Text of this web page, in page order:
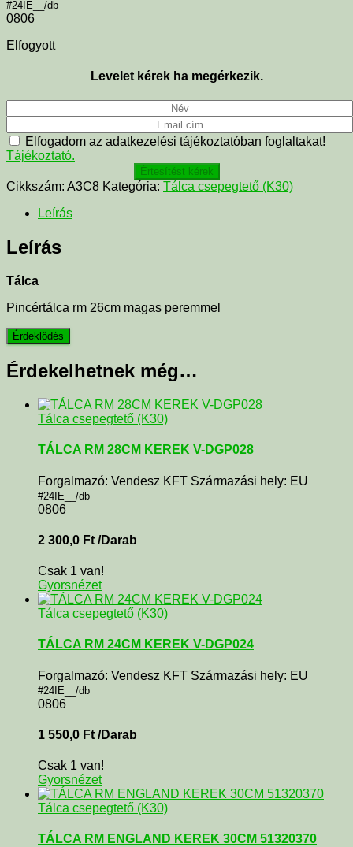
#24IE__/db
0806
Elfogyott
Levelet kérek ha megérkezik.
Elfogadom az adatkezelési tájékoztatóban foglaltakat!
Tájékoztató.
Értesítést kérek
Cikkszám: A3C8 Kategória: Tálca csepegtető (K30)
Leírás
Leírás
Tálca
Pincértálca rm 26cm magas peremmel
Érdekelhetnek még…
Tálca csepegtető (K30)
TÁLCA RM 28CM KEREK V-DGP028
Forgalmazó: Vendesz KFT Származási hely: EU
#24IE__/db
0806
2 300,0 Ft /Darab
Csak 1 van!
Gyorsnézet
Tálca csepegtető (K30)
TÁLCA RM 24CM KEREK V-DGP024
Forgalmazó: Vendesz KFT Származási hely: EU
#24IE__/db
0806
1 550,0 Ft /Darab
Csak 1 van!
Gyorsnézet
Tálca csepegtető (K30)
TÁLCA RM ENGLAND KEREK 30CM 51320370